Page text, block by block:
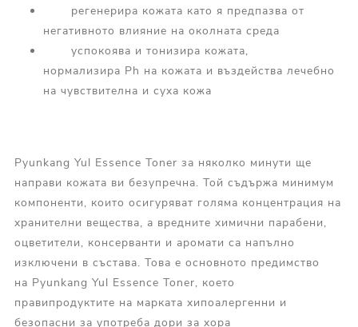
регенерира кожата като я предпазва от
негативното влияние на околната среда
успокоява и тонизира кожата,
нормализира Ph на кожата и въздейства лечебно
на чувствителна и суха кожа
Pyunkang Yul Essence Toner за няколко минути ще
направи кожата ви безупречна. Той съдържа минимум
компоненти, които осигуряват голяма концентрация на
хранителни вещества, а вредните химични парабени,
оцветители, консерванти и аромати са напълно
изключени в състава. Това е основното предимство
на Pyunkang Yul Essence Toner, което
правипродуктите на марката хипоалергенни и
безопасни за употреба дори за хора